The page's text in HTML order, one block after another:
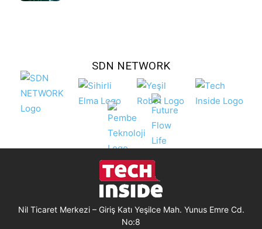
SDN NETWORK
Nil Ticaret Merkezi – Giriş Katı Yeşilce Mah. Yunus Emre Cd.
No:8